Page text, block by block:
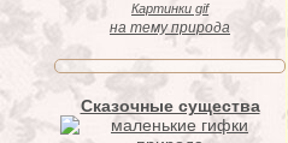
Картинки gif
на тему природа
Сказочные существа